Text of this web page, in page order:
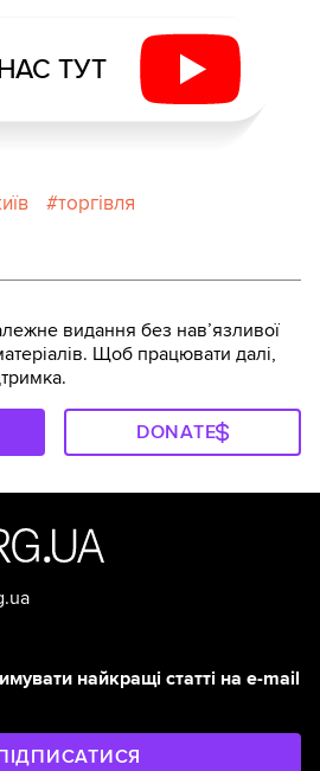
ТУТ
торгівля
видання без навʼязливої
Щоб працювати далі,
DONATE
найкращі статті на e-mail